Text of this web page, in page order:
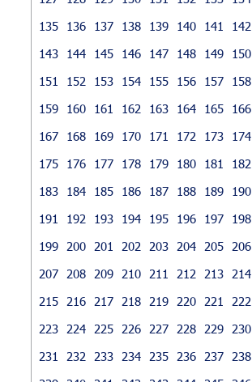
135
136 137 138 139 140 141
142
143
144 145 146 147 148 149
150
151
152 153 154 155 156 157
158
159
160 161 162 163 164 165
166
167
168 169 170 171 172 173
174
175
176 177 178 179 180 181
182
183
184 185 186 187 188 189
190
191
192 193 194 195 196 197
198
199
200 201 202 203 204 205
206
207
208 209 210 211 212 213
214
215
216 217 218 219 220 221
222
223
224 225 226 227 228 229
230
231
232 233 234 235 236 237
238